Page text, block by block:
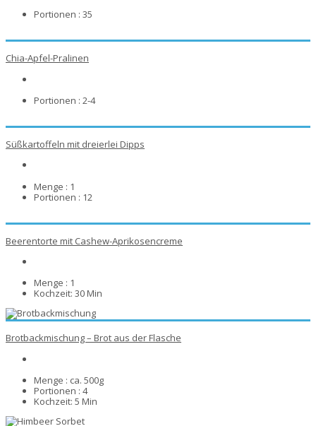
Portionen : 35
Chia-Apfel-Pralinen
Portionen : 2-4
Süßkartoffeln mit dreierlei Dipps
Menge : 1
Portionen : 12
Beerentorte mit Cashew-Aprikosencreme
Menge : 1
Kochzeit: 30 Min
Brotbackmischung – Brot aus der Flasche
Menge : ca. 500g
Portionen : 4
Kochzeit: 5 Min